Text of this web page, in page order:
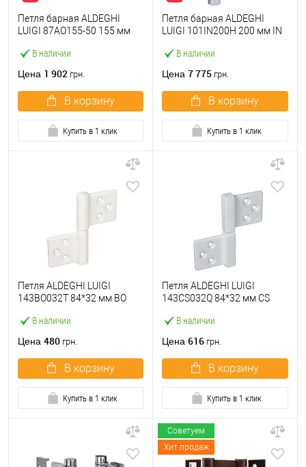
В наличии
Петля барная ALDEGHI
LUIGI 87AO155-50 155 мм
Цена 1 902 грн.
В корзину
Купить в 1 клик
В наличии
Петля барная ALDEGHI
LUIGI 101IN200H 200 мм IN
Цена 7 775 грн.
В корзину
Купить в 1 клик
В наличии
Петля ALDEGHI LUIGI
143BO032T 84*32 мм BO
Цена 480 грн.
В корзину
Купить в 1 клик
В наличии
Петля ALDEGHI LUIGI
143CS032Q 84*32 мм CS
Цена 616 грн.
В корзину
Купить в 1 клик
Советуем
Хит продаж